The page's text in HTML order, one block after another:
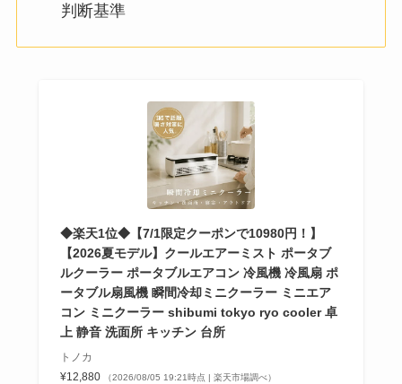
判断基準
◆楽天1位◆【7/1限定クーポンで10980円！】
【2026夏モデル】クールエアーミスト ポータブ
ルクーラー ポータブルエアコン 冷風機 冷風扇 ポ
ータブル扇風機 瞬間冷却ミニクーラー ミニエア
コン ミニクーラー shibumi tokyo ryo cooler 卓
上 静音 洗面所 キッチン 台所
トノカ
¥12,880
（2026/08/05 19:21時点 | 楽天市場調べ）